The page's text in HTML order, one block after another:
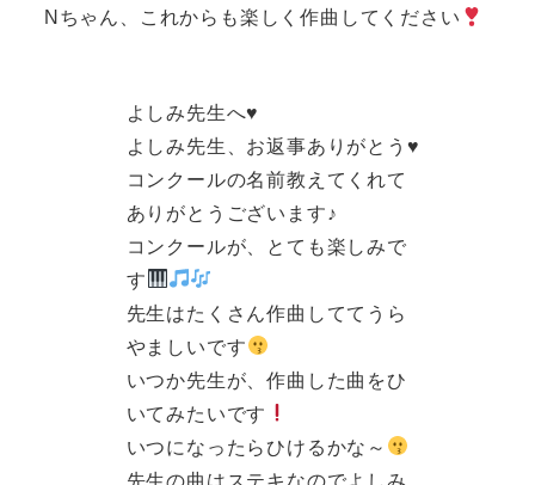
Nちゃん、これからも楽しく作曲してください
よしみ先生へ♥
よしみ先生、お返事ありがとう♥
コンクールの名前教えてくれて
ありがとうございます♪
コンクールが、とても楽しみで
す
先生はたくさん作曲しててうら
やましいです
いつか先生が、作曲した曲をひ
いてみたいです
いつになったらひけるかな～
先生の曲はステキなのでよしみ